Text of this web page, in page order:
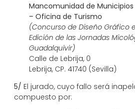
Mancomunidad de
– Oficina de Turismo
(Concurso de Diseño Gráfico
Edición de las Jornadas
Guadalquivir)
Calle de Lebrija, 0
Lebrija, CP. 41740 (Sevilla)
5/ El jurado, cuyo fallo será
compuesto por: